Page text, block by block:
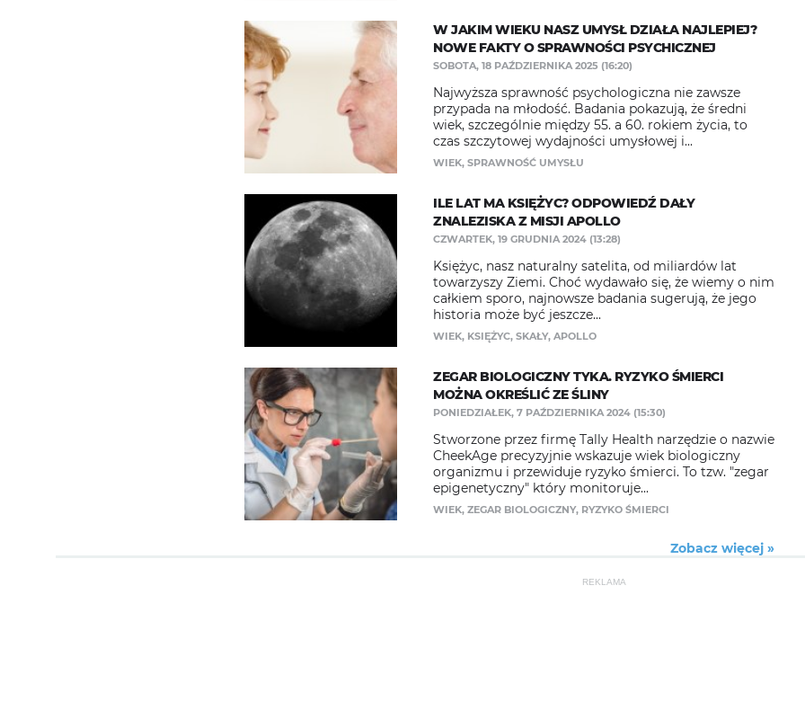
W JAKIM WIEKU NASZ UMYSŁ DZIAŁA NAJLEPIEJ?
NOWE FAKTY O SPRAWNOŚCI PSYCHICZNEJ
SOBOTA, 18 PAŹDZIERNIKA 2025 (16:20)
Najwyższa sprawność psychologiczna nie zawsze
przypada na młodość. Badania pokazują, że średni
wiek, szczególnie między 55. a 60. rokiem życia, to
czas szczytowej wydajności umysłowej i...
WIEK, SPRAWNOŚĆ UMYSŁU
ILE LAT MA KSIĘŻYC? ODPOWIEDŹ DAŁY
ZNALEZISKA Z MISJI APOLLO
CZWARTEK, 19 GRUDNIA 2024 (13:28)
Księżyc, nasz naturalny satelita, od miliardów lat
towarzyszy Ziemi. Choć wydawało się, że wiemy o nim
całkiem sporo, najnowsze badania sugerują, że jego
historia może być jeszcze...
WIEK, KSIĘŻYC, SKAŁY, APOLLO
ZEGAR BIOLOGICZNY TYKA. RYZYKO ŚMIERCI
MOŻNA OKREŚLIĆ ZE ŚLINY
PONIEDZIAŁEK, 7 PAŹDZIERNIKA 2024 (15:30)
Stworzone przez firmę Tally Health narzędzie o nazwie
CheekAge precyzyjnie wskazuje wiek biologiczny
organizmu i przewiduje ryzyko śmierci. To tzw. "zegar
epigenetyczny" który monitoruje...
WIEK, ZEGAR BIOLOGICZNY, RYZYKO ŚMIERCI
Zobacz więcej »
REKLAMA